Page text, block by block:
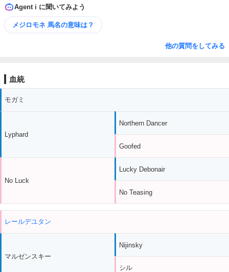
Agent i に聞いてみよう
メジロモネ 馬名の意味は？
他の質問をしてみる
血統
モガミ
Lyphard
No Luck
Northern Dancer
Goofed
Lucky Debonair
No Teasing
レールデユタン
マルゼンスキー
Nijinsky
シル